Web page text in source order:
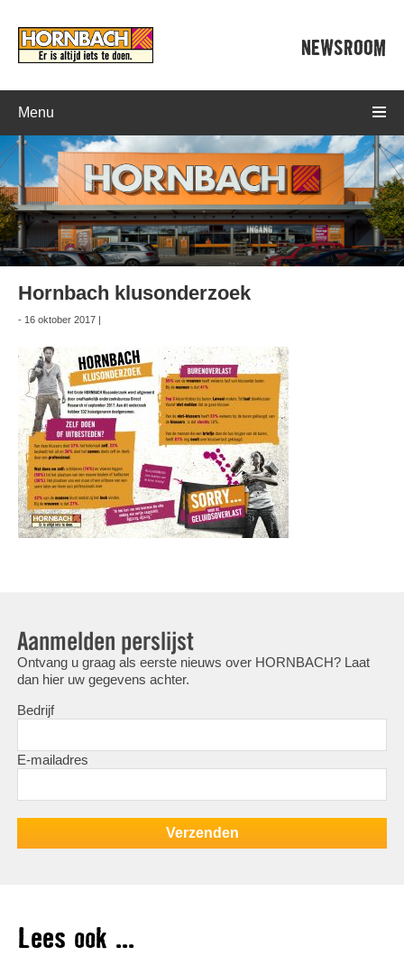
NEWSROOM
Menu
Hornbach klusonderzoek
- 16 oktober 2017 |
Aanmelden perslijst
Ontvang u graag als eerste nieuws over HORNBACH? Laat
dan hier uw gegevens achter.
Bedrijf
E-mailadres
Lees ook ...